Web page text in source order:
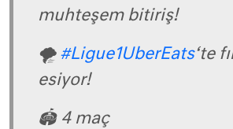
muhteşem bitiriş!
🌪️ #Ligue1UberEats‘te
esiyor!
🏟️ 4 maç